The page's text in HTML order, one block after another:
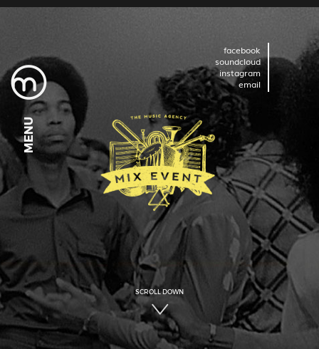
MENU
MENU
MENU
MENU
MENU
MENU
MENU
MENU
MENU
facebook
soundcloud
instagram
email
SCROLL DOWN